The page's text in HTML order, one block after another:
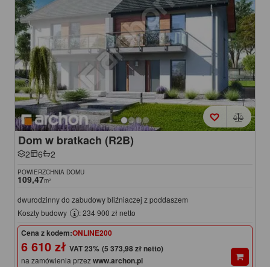
Dom w bratkach (R2B)
2 6 2
POWIERZCHNIA DOMU
109,47m²
dwurodzinny do zabudowy bliźniaczej z poddaszem
Koszty budowy
: 234 900 zł netto
Cena z kodem:ONLINE200
6 610 zł (5 373,98 zł netto)
na zamówienia przezwww.archon.pl